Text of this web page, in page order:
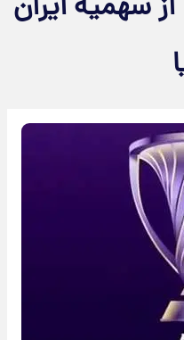
سهمیه ایران